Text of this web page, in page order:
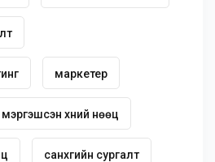
маркетер
мэргэшсэн хүний нөөц
санхүүгийн сургалт